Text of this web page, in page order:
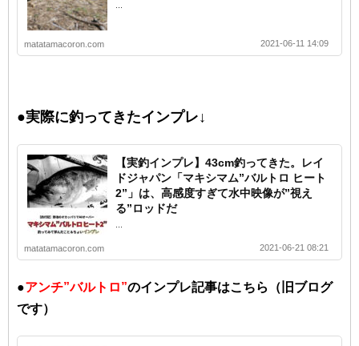
matatamacoron.com 2021-06-11 14:09
●実際に釣ってきたインプレ↓
【実釣インプレ】43cm釣ってきた。レイ
ドジャパン「マキシマム”バルトロ ヒート
2”」は、高感度すぎて水中映像が”視え
る”ロッドだ
matatamacoron.com 2021-06-21 08:21
●アンチ”バルトロ”のインプレ記事はこちら（旧ブログ
です）